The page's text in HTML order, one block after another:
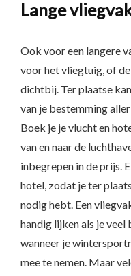
Lange
Ook voor een langere
voor het vliegtuig, of
dichtbij. Ter plaatse
van je bestemming
Boek je je vlucht en
van en naar de
inbegrepen in de prijs.
hotel, zodat je ter
nodig hebt. Een
handig lijken als je
wanneer je
mee te nemen. Maar